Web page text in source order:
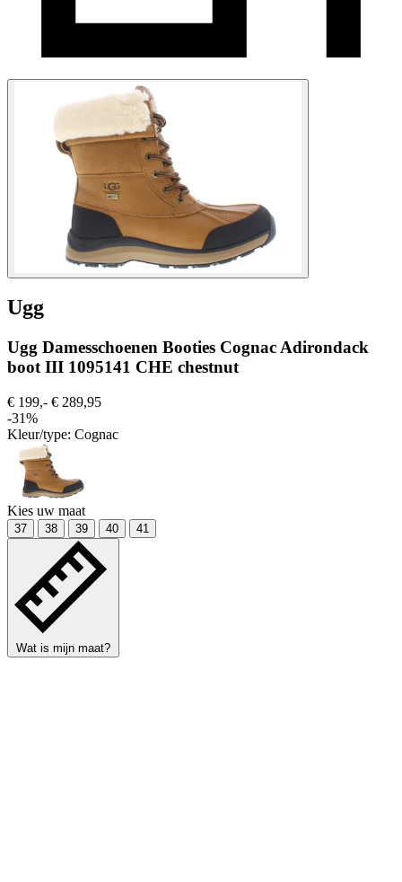
Ugg
Ugg Damesschoenen Booties Cognac Adirondack
boot III 1095141 CHE chestnut
€ 199,- € 289,95
-31%
Kleur/type: Cognac
Kies uw maat
37 38 39 40 41
Wat is mijn maat?